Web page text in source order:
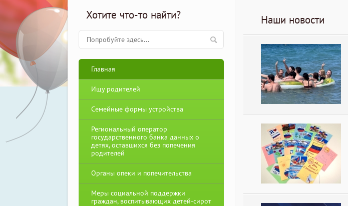
Хотите что-то найти?
Главная
Ищу родителей
Семейные формы устройства
Региональный оператор
государственного банка данных о
детях, оставшихся без попечения
родителей
Органы опеки и попечительства
Меры социальной поддержки
граждан, воспитывающих детей-сирот
Наши новости